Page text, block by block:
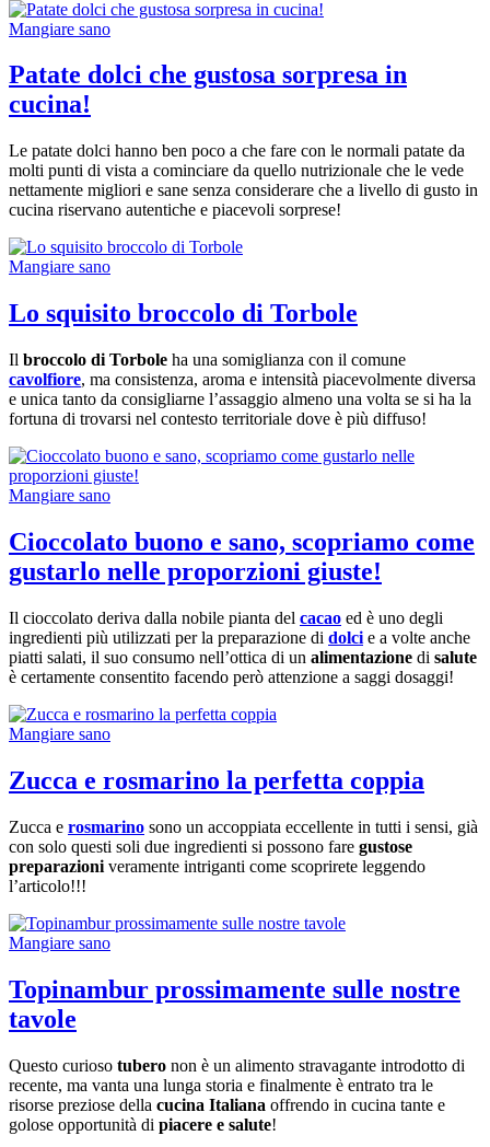
Mangiare sano
Patate dolci che gustosa sorpresa in
cucina!
Le patate dolci hanno ben poco a che fare con le normali patate da
molti punti di vista a cominciare da quello nutrizionale che le vede
nettamente migliori e sane senza considerare che a livello di gusto in
cucina riservano autentiche e piacevoli sorprese!
Mangiare sano
Lo squisito broccolo di Torbole
Il broccolo di Torbole ha una somiglianza con il comune
cavolfiore, ma consistenza, aroma e intensità piacevolmente diversa
e unica tanto da consigliarne l’assaggio almeno una volta se si ha la
fortuna di trovarsi nel contesto territoriale dove è più diffuso!
Mangiare sano
Cioccolato buono e sano, scopriamo come
gustarlo nelle proporzioni giuste!
Il cioccolato deriva dalla nobile pianta del cacao ed è uno degli
ingredienti più utilizzati per la preparazione di dolci e a volte anche
piatti salati, il suo consumo nell’ottica di un alimentazione di salute
è certamente consentito facendo però attenzione a saggi dosaggi!
Mangiare sano
Zucca e rosmarino la perfetta coppia
Zucca e rosmarino sono un accoppiata eccellente in tutti i sensi, già
con solo questi soli due ingredienti si possono fare gustose
preparazioni veramente intriganti come scoprirete leggendo
l’articolo!!!
Mangiare sano
Topinambur prossimamente sulle nostre
tavole
Questo curioso tubero non è un alimento stravagante introdotto di
recente, ma vanta una lunga storia e finalmente è entrato tra le
risorse preziose della cucina Italiana offrendo in cucina tante e
golose opportunità di piacere e salute!